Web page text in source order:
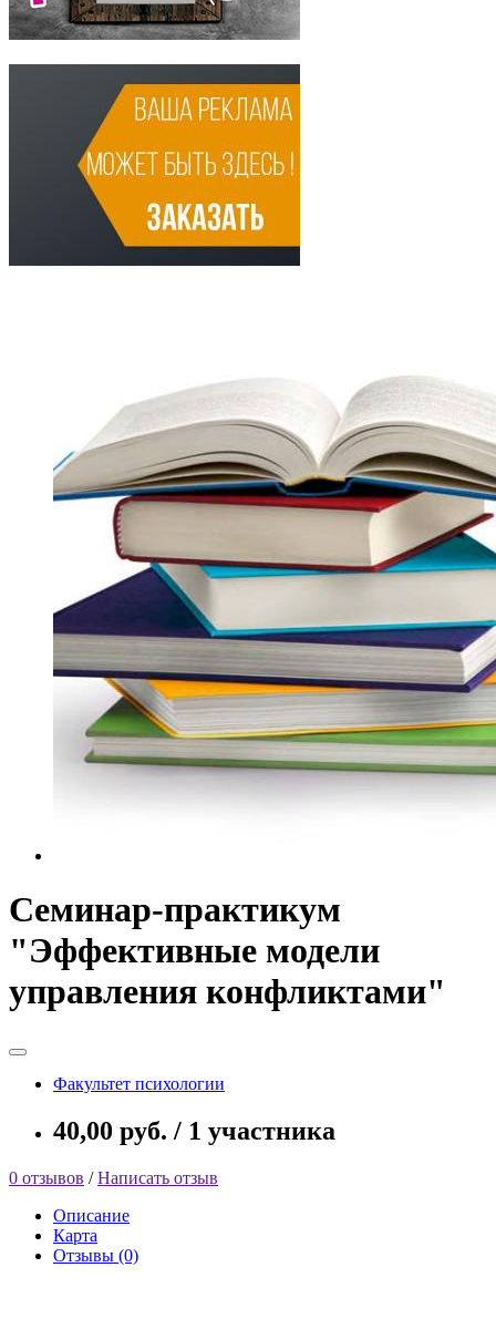
Семинар-практикум
"Эффективные модели
управления конфликтами"
Факультет психологии
40,00 руб. / 1 участника
0 отзывов /Написать отзыв
Описание
Карта
Отзывы (0)